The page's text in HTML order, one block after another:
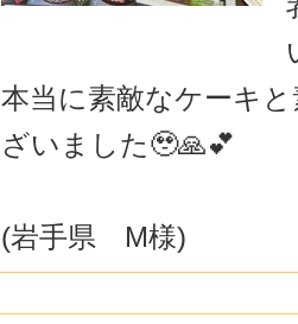
本当に素敵なケーキ
ざいました🥹🙏💕
(岩手県 M様)